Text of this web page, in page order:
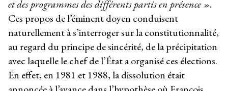
et des programmes des différents partis en présence ».
Ces propos de l’éminent doyen conduisent
naturellement à s’interroger sur la constitutionnalité,
au regard du principe de sincérité, de la précipitation
avec laquelle le chef de l’État a organisé ces élections.
En effet, en 1981 et 1988, la dissolution était